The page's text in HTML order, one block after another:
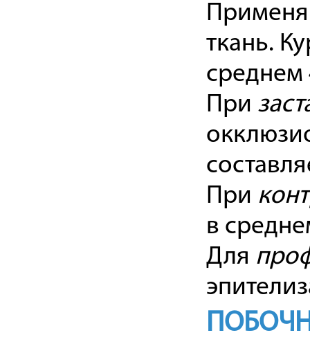
ткань.
среднем
При
При
в
Для